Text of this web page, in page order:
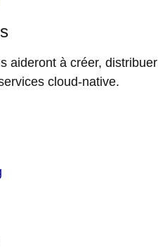
aideront à créer, distribuer
cloud-native.